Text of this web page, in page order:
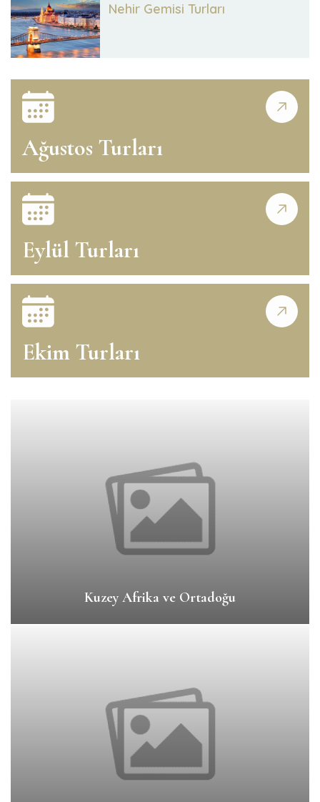
Nehir Gemisi Turları
Ağustos Turları
Eylül Turları
Ekim Turları
Kuzey Afrika ve Ortadoğu